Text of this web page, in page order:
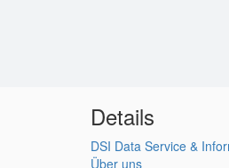
Details
DSI Data Service &
Über uns